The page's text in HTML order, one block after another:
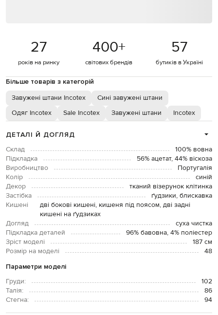
27
років на ринку
400+
світових брендів
57
бутиків в Україні
Більше товарів з категорій
Завужені штани Incotex
Сині завужені штани
Одяг Incotex
Sale Incotex Завужені штани Incotex
ДЕТАЛІ Й ДОГЛЯД
Склад
100% вовна
Підкладка
56% ацетат, 44% віскоза
Виробництво
Португалія
Колір
синій
Декор
тканий візерунок клітинка
Застібка
ґудзики, блискавка
Кишені
дві бокові кишені, кишеня під поясом, дві задні
кишені на ґудзиках
Догляд
суха чистка
Підкладка деталей
96% бавовна, 4% поліестер
Зріст моделі
187 см
Розмір на моделі
48
Параметри моделі
Груди:
102
Талія:
86
Стегна:
94